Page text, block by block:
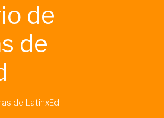
de
de
de LatinxEd